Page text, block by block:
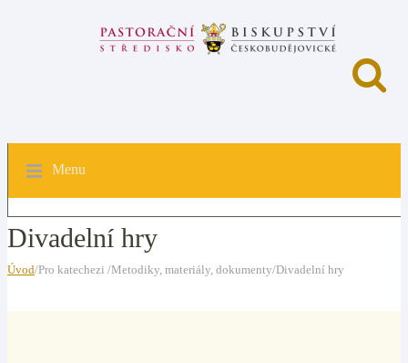
Menu
Divadelní hry
Úvod/Pro katechezi /Metodiky, materiály, dokumenty/Divadelní hry